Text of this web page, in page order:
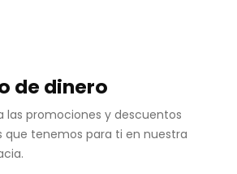
de dinero
las promociones y descuentos
que tenemos para ti en nuestra